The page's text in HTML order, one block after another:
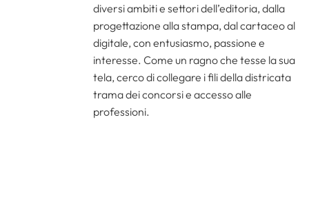
diversi ambiti e settori dell’editoria, dalla
progettazione alla stampa, dal cartaceo al
digitale, con entusiasmo, passione e
interesse. Come un ragno che tesse la sua
tela, cerco di collegare i fili della districata
trama dei concorsi e accesso alle
professioni.